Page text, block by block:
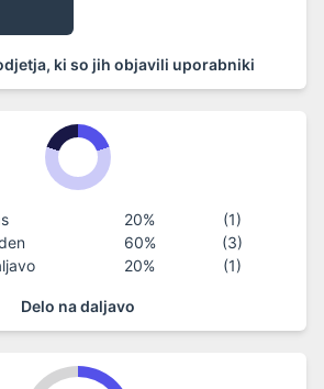
ki so jih objavili uporabniki
20% (1)
60% (3)
20% (1)
Delo na daljavo